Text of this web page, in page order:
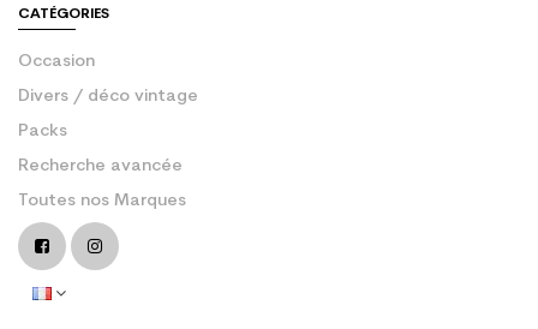
CATÉGORIES
Occasion
Divers / déco vintage
Packs
Recherche avancée
Toutes nos Marques